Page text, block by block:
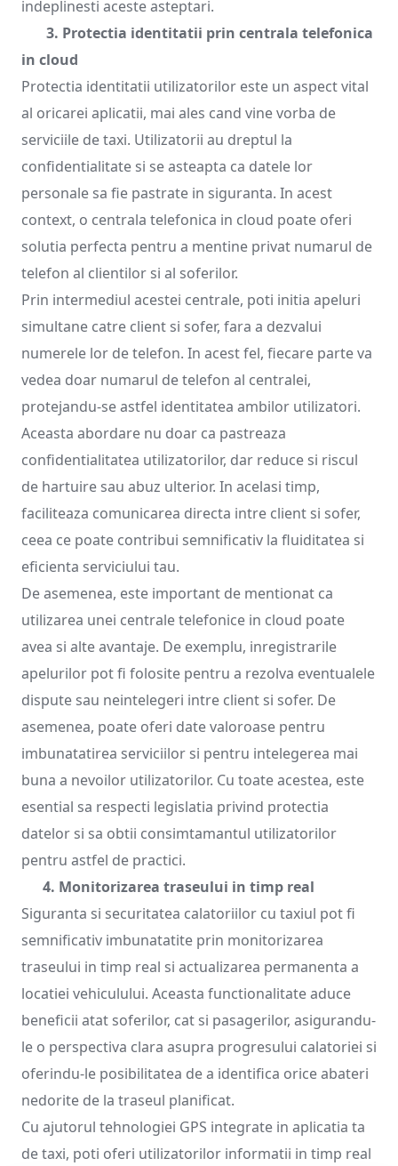
indeplinesti aceste asteptari.
3. Protectia identitatii prin centrala telefonica
in cloud
Protectia identitatii utilizatorilor este un aspect vital
al oricarei aplicatii, mai ales cand vine vorba de
serviciile de taxi. Utilizatorii au dreptul la
confidentialitate si se asteapta ca datele lor
personale sa fie pastrate in siguranta. In acest
context, o centrala telefonica in cloud poate oferi
solutia perfecta pentru a mentine privat numarul de
telefon al clientilor si al soferilor.
Prin intermediul acestei centrale, poti initia apeluri
simultane catre client si sofer, fara a dezvalui
numerele lor de telefon. In acest fel, fiecare parte va
vedea doar numarul de telefon al centralei,
protejandu-se astfel identitatea ambilor utilizatori.
Aceasta abordare nu doar ca pastreaza
confidentialitatea utilizatorilor, dar reduce si riscul
de hartuire sau abuz ulterior. In acelasi timp,
faciliteaza comunicarea directa intre client si sofer,
ceea ce poate contribui semnificativ la fluiditatea si
eficienta serviciului tau.
De asemenea, este important de mentionat ca
utilizarea unei centrale telefonice in cloud poate
avea si alte avantaje. De exemplu, inregistrarile
apelurilor pot fi folosite pentru a rezolva eventualele
dispute sau neintelegeri intre client si sofer. De
asemenea, poate oferi date valoroase pentru
imbunatatirea serviciilor si pentru intelegerea mai
buna a nevoilor utilizatorilor. Cu toate acestea, este
esential sa respecti legislatia privind protectia
datelor si sa obtii consimtamantul utilizatorilor
pentru astfel de practici.
4. Monitorizarea traseului in timp real
Siguranta si securitatea calatoriilor cu taxiul pot fi
semnificativ imbunatatite prin monitorizarea
traseului in timp real si actualizarea permanenta a
locatiei vehiculului. Aceasta functionalitate aduce
beneficii atat soferilor, cat si pasagerilor, asigurandu-
le o perspectiva clara asupra progresului calatoriei si
oferindu-le posibilitatea de a identifica orice abateri
nedorite de la traseul planificat.
Cu ajutorul tehnologiei GPS integrate in aplicatia ta
de taxi, poti oferi utilizatorilor informatii in timp real